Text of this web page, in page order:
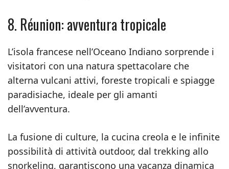
8. Réunion: avventura tropicale
L’isola francese nell’Oceano Indiano sorprende i
visitatori con una natura spettacolare che
alterna vulcani attivi, foreste tropicali e spiagge
paradisiache, ideale per gli amanti
dell’avventura.
La fusione di culture, la cucina creola e le infinite
possibilità di attività outdoor, dal trekking allo
snorkeling, garantiscono una vacanza dinamica